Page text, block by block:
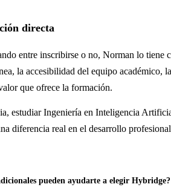
directa
entre inscribirse o no, Norman lo
la accesibilidad del equipo académico,
que ofrece la formación.
estudiar Ingeniería en Inteligencia
diferencia real en el desarrollo
pueden ayudarte a elegir Hybridge?